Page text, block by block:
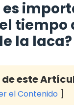
es
tiempo
la laca?
este
el Contenido